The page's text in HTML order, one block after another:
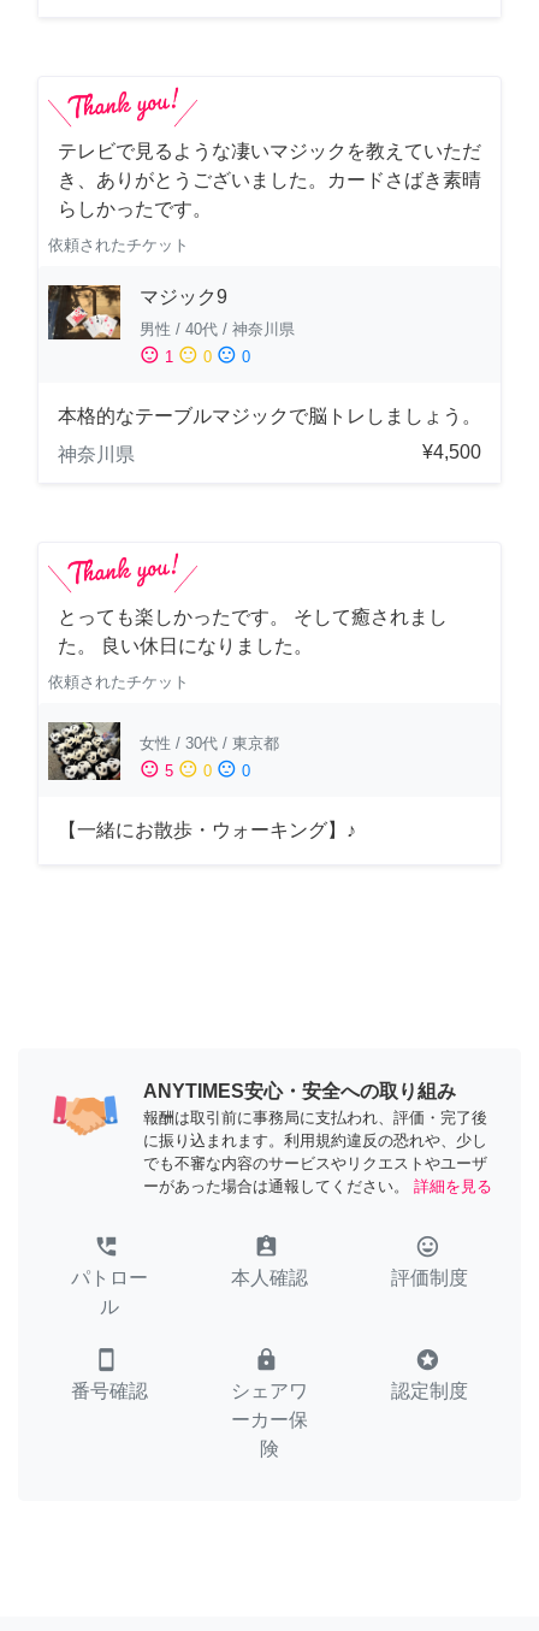
テレビで見るような凄いマジックを教えていただ
き、ありがとうございました。カードさばき素晴
らしかったです。
依頼されたチケット
マジック9
男性 / 40代 / 神奈川県
sentiment_satisfied 1 sentiment_neutral 0 sentiment_dissatisfied 0
本格的なテーブルマジックで脳トレしましょう。
神奈川県
¥4,500
とっても楽しかったです。 そして癒されまし
た。 良い休日になりました。
依頼されたチケット
女性 / 30代 / 東京都
sentiment_satisfied 5 sentiment_neutral 0 sentiment_dissatisfied 0
【一緒にお散歩・ウォーキング】♪
ANYTIMES安心・安全への取り組み
報酬は取引前に事務局に支払われ、評価・完了後
に振り込まれます。利用規約違反の恐れや、少し
でも不審な内容のサービスやリクエストやユーザ
ーがあった場合は通報してください。
詳細を見る
perm_phone_msg
パトロー
ル
assignment_ind
本人確認
tag_faces
評価制度
smartphone
番号確認
lock
シェアワ
ーカー保
険
stars
認定制度